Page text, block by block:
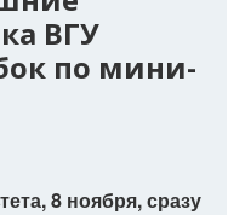
ВГУ
по мини-
8 ноября, сразу